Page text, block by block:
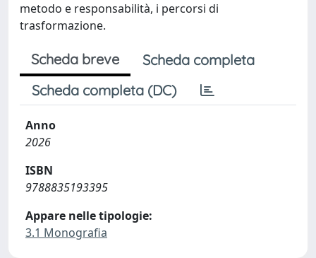
metodo e responsabilità, i percorsi di
trasformazione.
Scheda breve
Scheda completa
Scheda completa (DC)
Anno
2026
ISBN
9788835193395
Appare nelle tipologie:
3.1 Monografia